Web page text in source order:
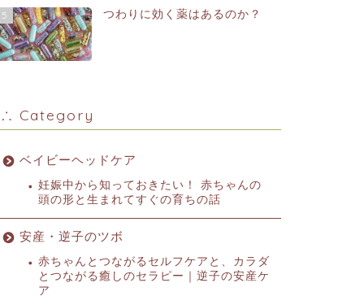
5 つわりに効く薬はあるのか？
∴ Category
ベイビーヘッドケア
妊娠中から知っておきたい！ 赤ちゃんの
頭の形と生まれてすぐの育ちの話
安産・逆子のツボ
赤ちゃんとつながるセルフケアと、カラダ
とつながる癒しのセラピー｜逆子の安産ケ
ア